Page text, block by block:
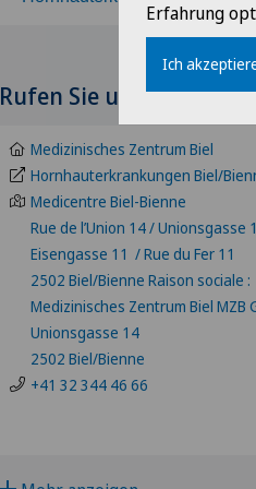
Wählen Sie ein Fachgebiet
Achillessehnenriss
Adipositas und Übergewicht
Akromioklavikuläre
Akromioplastik
Akupunktur
Rufen Sie uns an und
Medizinisches Zentrum Biel
Hornhauterkrankungen Biel/
Medicentre Biel-Bienne
Rue de l’Union 14 / Unionsgasse
Eisengasse 11 / Rue du Fer 11
2502 Biel/Bienne Raison sociale :
Medizinisches Zentrum Biel MZB
Unionsgasse 14
2502 Biel/Bienne
+41 32 344 46 66
Erfahrung
Ich